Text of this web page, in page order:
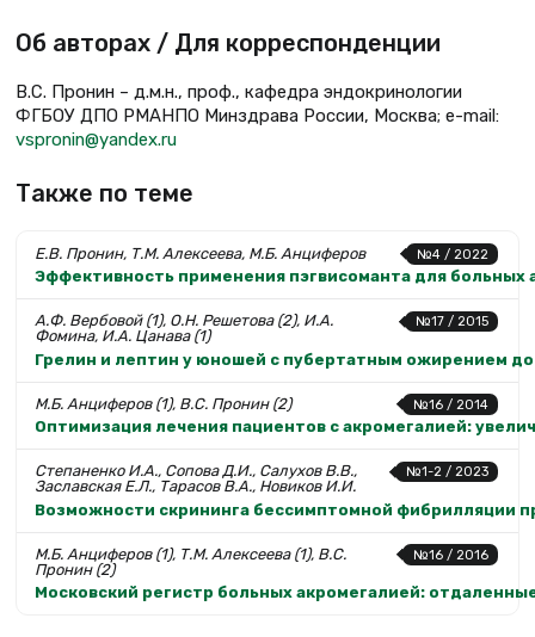
Об авторах / Для корреспонденции
В.С. Пронин – д.м.н., проф., кафедра эндокринологии
ФГБОУ ДПО РМАНПО Минздрава России, Москва; e-mail:
vspronin@yandex.ru
Также по теме
№4 / 2022
Е.В. Пронин, Т.М. Алексеева, М.Б. Анциферов
Эффективность применения пэгвисоманта для больных
№17 / 2015
А.Ф. Вербовой (1), О.Н. Решетова (2), И.А.
Фомина, И.А. Цанава (1)
Грелин и лептин у юношей с пубертатным ожирением
№16 / 2014
М.Б. Анциферов (1), В.С. Пронин (2)
Оптимизация лечения пациентов с акромегалией:
№1-2 / 2023
Степаненко И.А., Сопова Д.И., Салухов В.В.,
Заславская Е.Л., Тарасов В.А., Новиков И.И.
Возможности скрининга бессимптомной фибрилляции
№16 / 2016
М.Б. Анциферов (1), Т.М. Алексеева (1), В.С.
Пронин (2)
Московский регистр больных акромегалией: